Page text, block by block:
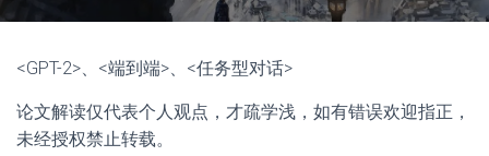
<GPT-2>、<端到端>、<任务型对话>
论文解读仅代表个人观点，才疏学浅，如有错误欢迎指正，
未经授权禁止转载。